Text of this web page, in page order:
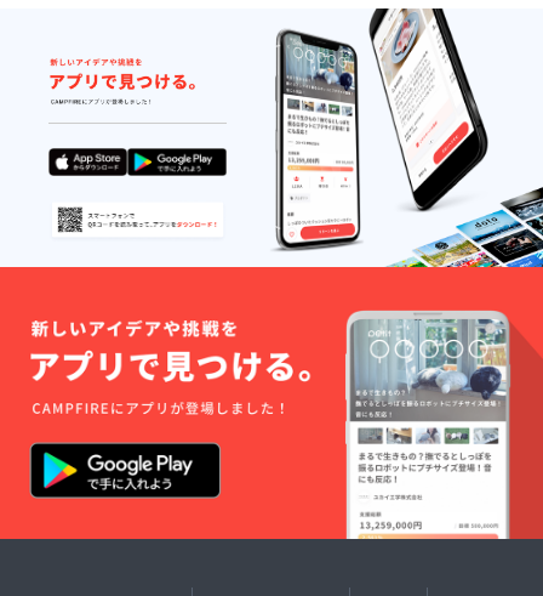
マフ
ラー ☆
注意事
項☆ ・
当店は
完全予
約制と
なって
おりま
す。予
約
フォー
ムまた
は電話
が必要
となり
ます。
・ご来
店の際
に送付
された
チケッ
トを必
ずお持
ちくだ
さい ・